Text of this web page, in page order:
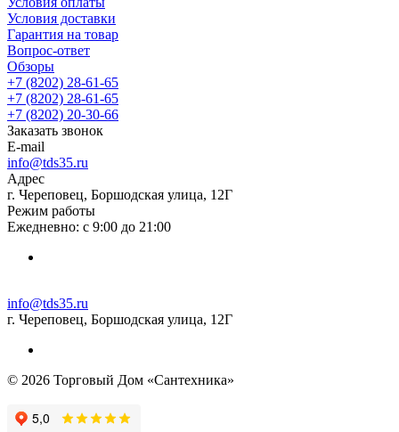
Условия доставки
Гарантия на товар
Вопрос-ответ
Обзоры
+7 (8202) 28‑61-65
+7 (8202) 28‑61-65
+7 (8202) 20‑30-66
Заказать звонок
E-mail
info@tds35.ru
Адрес
г. Череповец, Боршодская улица, 12Г
Режим работы
Ежедневно: с 9:00 до 21:00
info@tds35.ru
г. Череповец, Боршодская улица, 12Г
© 2026 Торговый Дом «Сантехника»